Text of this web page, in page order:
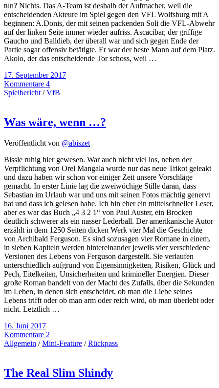
tun? Nichts. Das A-Team ist deshalb der Aufmacher, weil die
entscheidenden Akteure im Spiel gegen den VFL Wolfsburg mit A
beginnen: A.Donis, der mit seinen packenden Soli die VFL-Abwehr
auf der linken Seite immer wieder aufriss. Ascacibar, der griffige
Gaucho und Balldieb, der überall war und sich gegen Ende der
Partie sogar offensiv betätigte. Er war der beste Mann auf dem Platz.
Akolo, der das entscheidende Tor schoss, weil …
17. September 2017
Kommentare 4
Spielbericht /VfB
Was wäre, wenn …?
Veröffentlicht von @abiszet
Bissle ruhig hier gewesen. War auch nicht viel los, neben der
Verpflichtung von Orel Mangala wurde nur das neue Trikot geleakt
und dazu haben wir schon vor einiger Zeit unsere Vorschläge
gemacht. In erster Linie lag die zweiwöchige Stille daran, dass
Sebastian im Urlaub war und uns mit seinen Fotos mächtig genervt
hat und dass ich gelesen habe. Ich bin eher ein mittelschneller Leser,
aber es war das Buch „4 3 2 1“ von Paul Auster, ein Brocken
deutlich schwerer als ein nasser Lederball. Der amerikanische Autor
erzählt in dem 1250 Seiten dicken Werk vier Mal die Geschichte
von Archibald Ferguson. Es sind sozusagen vier Romane in einem,
in sieben Kapiteln werden hintereinander jeweils vier verschiedene
Versionen des Lebens von Ferguson dargestellt. Sie verlaufen
unterschiedlich aufgrund von Eigensinnigkeiten, Risiken, Glück und
Pech, Eitelkeiten, Unsicherheiten und krimineller Energien. Dieser
große Roman handelt von der Macht des Zufalls, über die Sekunden
im Leben, in denen sich entscheidet, ob man die Liebe seines
Lebens trifft oder ob man arm oder reich wird, ob man überlebt oder
nicht. Letztlich …
16. Juni 2017
Kommentare 2
Allgemein /Mini-Feature /Rückpass
The Real Slim Shindy